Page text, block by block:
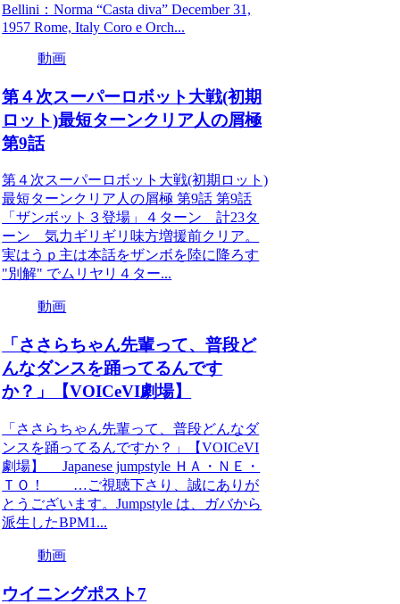
Bellini：Norma “Casta diva” December 31,
1957 Rome, Italy Coro e Orch...
動画
第４次スーパーロボット大戦(初期
ロット)最短ターンクリア人の屑極
第9話
第４次スーパーロボット大戦(初期ロット)
最短ターンクリア人の屑極 第9話 第9話
「ザンボット３登場」４ターン 計23タ
ーン 気力ギリギリ味方増援前クリア。
実はうｐ主は本話をザンボを陸に降ろす
"別解" でムリヤリ４ター...
動画
「ささらちゃん先輩って、普段ど
んなダンスを踊ってるんです
か？」【VOICeVI劇場】
「ささらちゃん先輩って、普段どんなダ
ンスを踊ってるんですか？」【VOICeVI
劇場】 Japanese jumpstyle ＨＡ・ＮＥ・
ＴＯ！ …ご視聴下さり、誠にありが
とうございます。Jumpstyle は、ガバから
派生したBPM1...
動画
ウイニングポスト7